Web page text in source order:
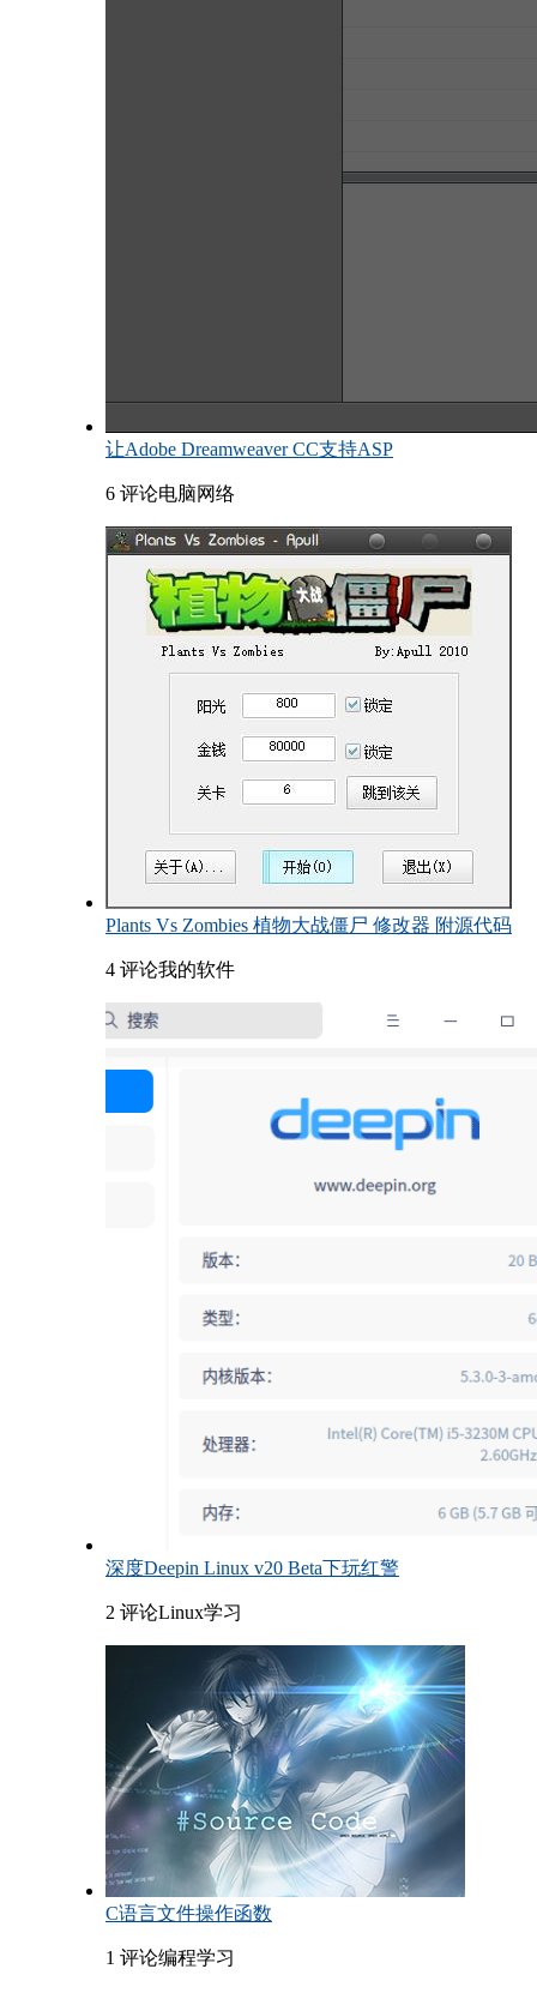
让Adobe Dreamweaver CC支持ASP
6 评论电脑网络
Plants Vs Zombies 植物大战僵尸 修改器 附源代码
4 评论我的软件
深度Deepin Linux v20 Beta下玩红警
2 评论Linux学习
C语言文件操作函数
1 评论编程学习